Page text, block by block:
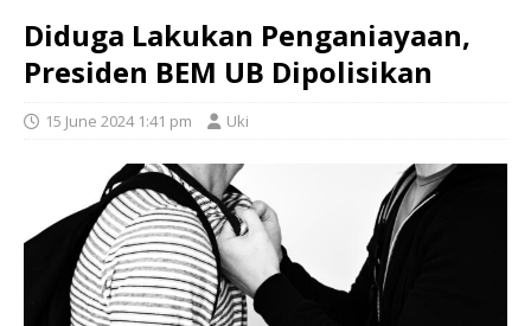
Diduga Lakukan Penganiayaan,
Presiden BEM UB Dipolisikan
15 June 2024 1:41 pm Uki